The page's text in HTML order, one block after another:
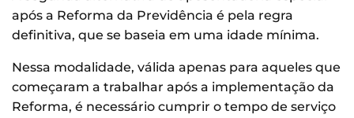
após a Reforma da Previdência é pela regra
definitiva, que se baseia em uma idade mínima.
Nessa modalidade, válida apenas para aqueles que
começaram a trabalhar após a implementação da
Reforma, é necessário cumprir o tempo de serviço